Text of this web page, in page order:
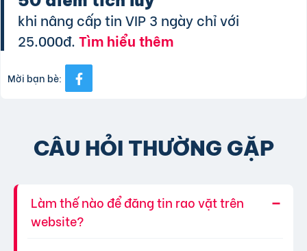
khi nâng cấp tin VIP 3 ngày chỉ với
25.000đ.Tìm hiểu thêm
Mời bạn bè:
CÂU HỎI THƯỜNG GẶP
Làm thế nào để đăng tin rao vặt trên
website?